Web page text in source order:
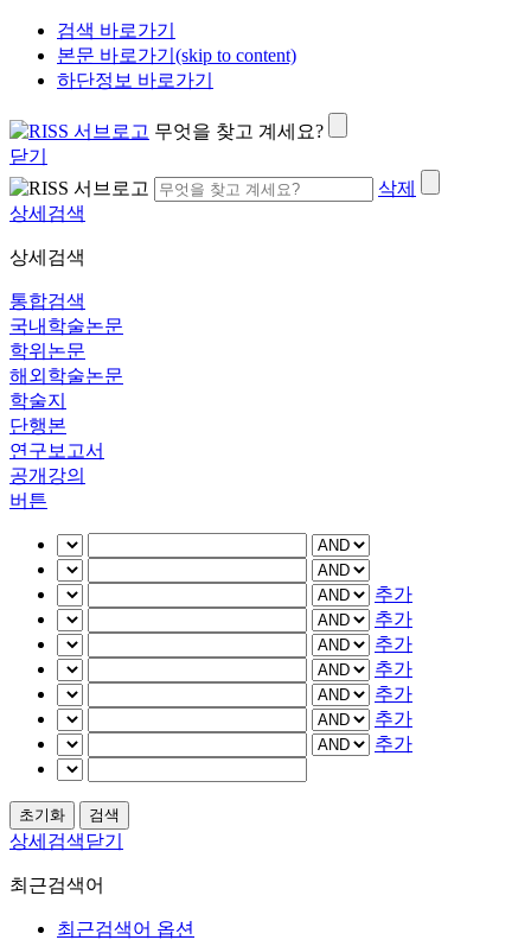
검색 바로가기
본문 바로가기(skip to content)
하단정보 바로가기
무엇을 찾고 계세요?
닫기
삭제
상세검색
상세검색
통합검색
국내학술논문
학위논문
해외학술논문
학술지
단행본
연구보고서
공개강의
버튼
추가
추가
추가
추가
추가
추가
추가
상세검색닫기
최근검색어
최근검색어 옵션